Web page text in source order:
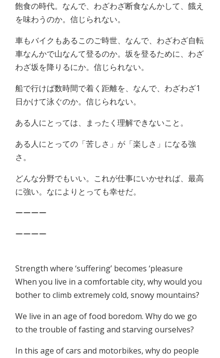
飽食の時代。なんで、わざわざ断食なんかして、餓え
を味わうのか。信じられない。
車もバイクもあるこのご時世、なんで、わざわざ自転
車なんかで山なんて登るのか。坂を登るために、わざ
わざ坂を降りるにか。信じられない。
船で行けば数時間で着く距離を、なんで、わざわざ1
日かけて泳ぐのか。信じられない。
ある人にとっては、まったく理解できないこと。
ある人にとっての「苦しさ」が「楽しさ」になる強
さ。
どんな分野でもいい。これが仕事にいかせれば、最高
に強い。なによりとっても幸せだ。
ーーーー
ーーーー
Strength where ‘suffering’ becomes ‘pleasure
When you live in a comfortable city, why would you
bother to climb extremely cold, snowy mountains?
We live in an age of food boredom. Why do we go
to the trouble of fasting and starving ourselves?
In this age of cars and motorbikes, why do people